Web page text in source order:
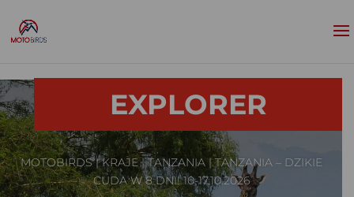
EXPLORER
MOTOBIRDS|KRAJE|TANZANIA| TANZANIA – DZIKIE
CUDA W 8 DNI! 10-17.10.2026